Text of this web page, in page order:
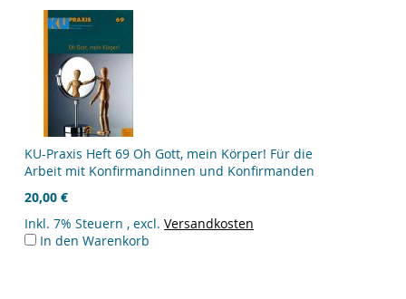
KU-Praxis Heft 69 Oh Gott, mein Körper! Für die
Arbeit mit Konfirmandinnen und Konfirmanden
20,00 €
Inkl. 7% Steuern , excl. Versandkosten
In den Warenkorb